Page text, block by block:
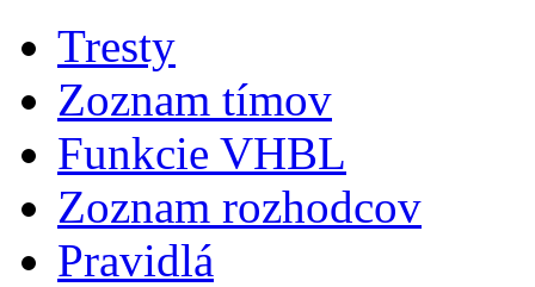
Tresty
Zoznam tímov
Funkcie VHBL
Zoznam rozhodcov
Pravidlá